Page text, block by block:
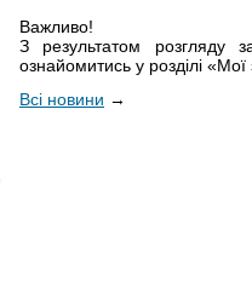
Важливо!
З результатом розгляду
ознайомитись у розділі
Всі новини →